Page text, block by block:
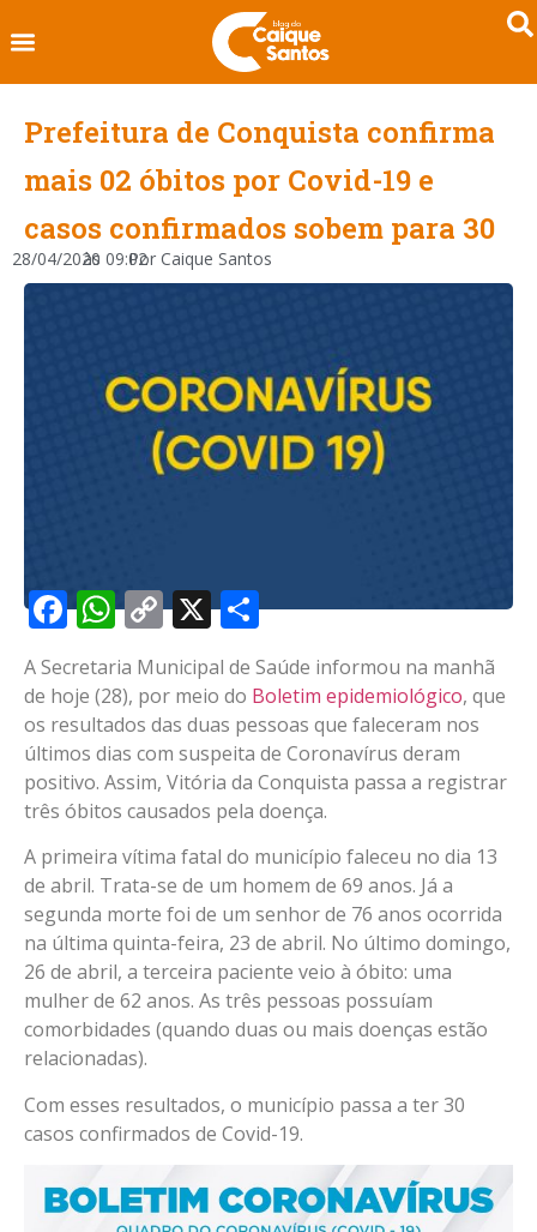
Prefeitura de Conquista confirma
mais 02 óbitos por Covid-19 e
casos confirmados sobem para 30
28/04/2020
às 09:02
Por Caique Santos
Facebook
WhatsApp
Copy
Link
X Share
A Secretaria Municipal de Saúde informou na manhã
de hoje (28), por meio do Boletim epidemiológico, que
os resultados das duas pessoas que faleceram nos
últimos dias com suspeita de Coronavírus deram
positivo. Assim, Vitória da Conquista passa a registrar
três óbitos causados pela doença.
A primeira vítima fatal do município faleceu no dia 13
de abril. Trata-se de um homem de 69 anos. Já a
segunda morte foi de um senhor de 76 anos ocorrida
na última quinta-feira, 23 de abril. No último domingo,
26 de abril, a terceira paciente veio à óbito: uma
mulher de 62 anos. As três pessoas possuíam
comorbidades (quando duas ou mais doenças estão
relacionadas).
Com esses resultados, o município passa a ter 30
casos confirmados de Covid-19.